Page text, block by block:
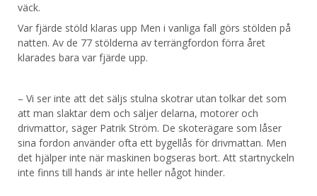
väck.
Var fjärde stöld klaras upp Men i vanliga fall görs stölden på
natten. Av de 77 stölderna av terrängfordon förra året
klarades bara var fjärde upp.
– Vi ser inte att det säljs stulna skotrar utan tolkar det som
att man slaktar dem och säljer delarna, motorer och
drivmattor, säger Patrik Ström. De skoterägare som låser
sina fordon använder ofta ett bygellås för drivmattan. Men
det hjälper inte när maskinen bogseras bort. Att startnyckeln
inte finns till hands är inte heller något hinder.